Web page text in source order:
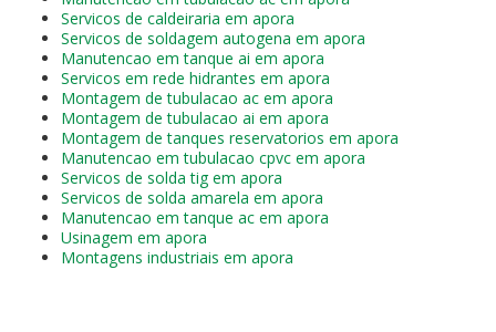
Servicos de caldeiraria em apora
Servicos de soldagem autogena em apora
Manutencao em tanque ai em apora
Servicos em rede hidrantes em apora
Montagem de tubulacao ac em apora
Montagem de tubulacao ai em apora
Montagem de tanques reservatorios em apora
Manutencao em tubulacao cpvc em apora
Servicos de solda tig em apora
Servicos de solda amarela em apora
Manutencao em tanque ac em apora
Usinagem em apora
Montagens industriais em apora